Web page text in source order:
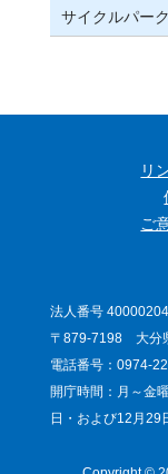
サイクルパー
リ
ご
法人番号
〒879-7198 大分
電話番号：0974-
開庁時間：月～金
日・および12月29